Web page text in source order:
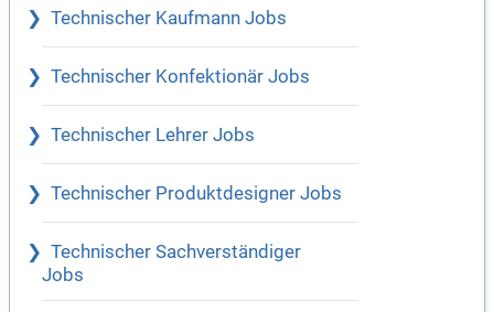
Technischer Kaufmann Jobs
Technischer Konfektionär Jobs
Technischer Lehrer Jobs
Technischer Produktdesigner Jobs
Technischer Sachverständiger
Jobs